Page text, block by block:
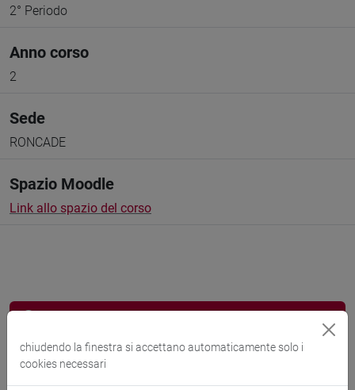
2° Periodo
Anno corso
2
Sede
RONCADE
Spazio Moodle
Link allo spazio del corso
Programma
chiudendo la finestra si accettano automaticamente solo i
cookies necessari